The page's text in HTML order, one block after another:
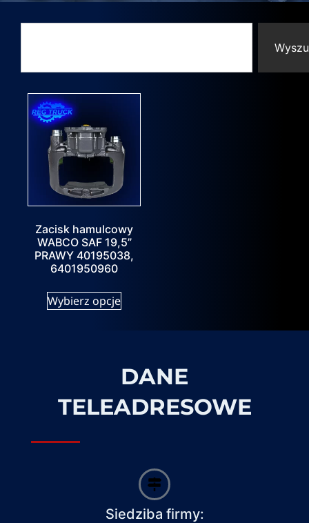
Zacisk hamulcowy
WABCO SAF 19,5”
PRAWY 40195038,
6401950960
Wybierz opcje
DANE
TELEADRESOWE
Siedziba firmy: